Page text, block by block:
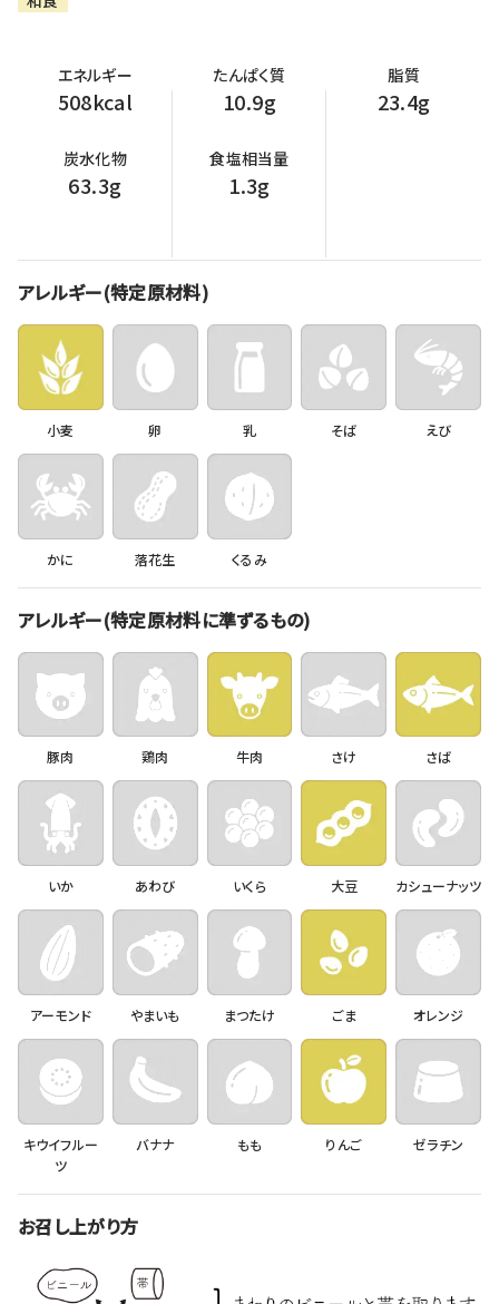
エネルギー
508kcal
たんぱく質
10.9g
脂質
23.4g
炭水化物
63.3g
食塩相当量
1.3g
アレルギー(特定原材料)
小麦 卵 乳 そば えび
かに 落花生 くるみ
アレルギー(特定原材料に準ずるもの)
豚肉 鶏肉 牛肉 さけ さば
いか あわび いくら 大豆 カシューナッツ
アーモンド やまいも まつたけ ごま オレンジ
キウイフルー
ツ
バナナ もも りんご ゼラチン
お召し上がり方